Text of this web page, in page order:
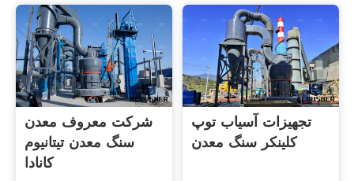
شرکت معروف معدن
سنگ معدن تیتانیوم
کانادا
تجهیزات آسیاب توپ
کلینکر سنگ معدن